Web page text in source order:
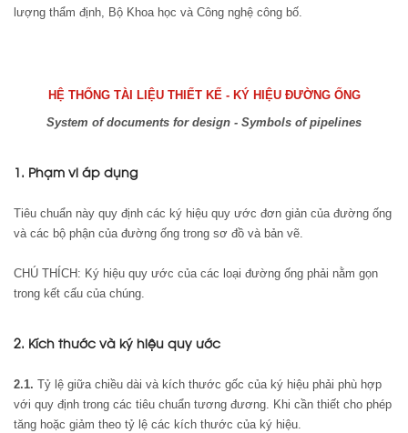
lượng thẩm định, Bộ Khoa học và Công nghệ công bố.
HỆ THỐNG TÀI LIỆU THIẾT KẾ - KÝ HIỆU ĐƯỜNG ỐNG
System of documents for design - Symbols of pipelines
1. Phạm vi áp dụng
Tiêu chuẩn này quy định các ký hiệu quy ước đơn giản của đường ống
và các bộ phận của đường ống trong sơ đồ và bản vẽ.
CHÚ THÍCH: Ký hiệu quy ước của các loại đường ống phải nằm gọn
trong kết cấu của chúng.
2. Kích thước và ký hiệu quy ước
2.1. Tỷ lệ giữa chiều dài và kích thước gốc của ký hiệu phải phù hợp
với quy định trong các tiêu chuẩn tương đương. Khi cần thiết cho phép
tăng hoặc giảm theo tỷ lệ các kích thước của ký hiệu.